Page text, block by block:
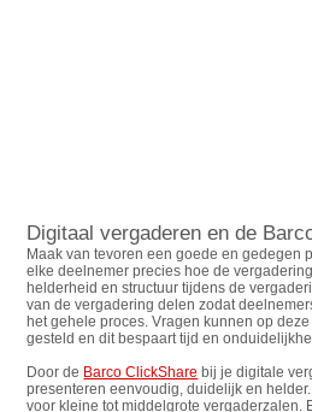
Digitaal vergaderen en de
Maak van tevoren een goede en gedegen
elke deelnemer precies hoe de
helderheid en structuur tijdens de
van de vergadering delen zodat
het gehele proces. Vragen kunnen op
gesteld en dit bespaart tijd en
Door de Barco ClickShare bij je digitale
presenteren eenvoudig, duidelijk en
voor kleine tot middelgrote vergaderzalen.